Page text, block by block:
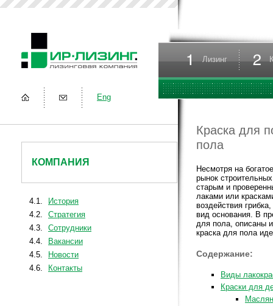
Eng
КОМПАНИЯ
4.1.
История
4.2.
Стратегия
4.3.
Сотрудники
4.4.
Вакансии
4.5.
Новости
4.6.
Контакты
Лизинг
Краска для
пола
Несмотря на
рынок
старым и
лаками или
воздействия
вид основания. В
для пола, описаны
краска для пола
Содержание:
Виды
Краски для